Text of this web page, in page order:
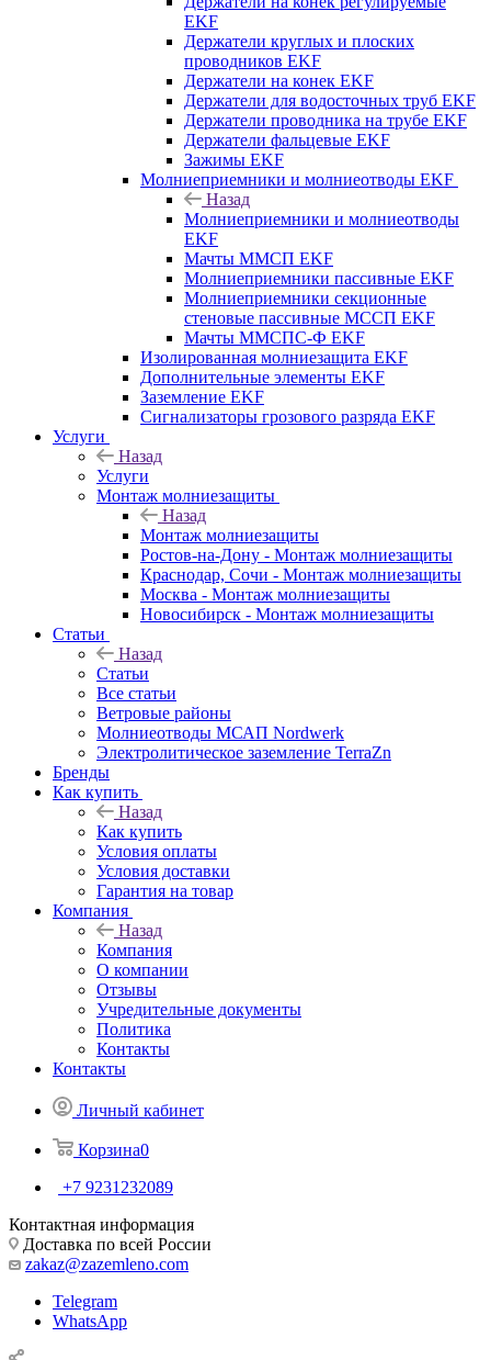
EKF
Держатели круглых и плоских
проводников EKF
Держатели на конек EKF
Держатели для водосточных труб EKF
Держатели проводника на трубе EKF
Держатели фальцевые EKF
Зажимы EKF
Молниеприемники и молниеотводы EKF
Назад
Молниеприемники и молниеотводы
EKF
Мачты ММСП EKF
Молниеприемники пассивные EKF
Молниеприемники секционные
стеновые пассивные МССП EKF
Мачты ММСПС-Ф EKF
Изолированная молниезащита EKF
Дополнительные элементы EKF
Заземление EKF
Сигнализаторы грозового разряда EKF
Услуги
Назад
Услуги
Монтаж молниезащиты
Назад
Монтаж молниезащиты
Ростов-на-Дону - Монтаж молниезащиты
Краснодар, Сочи - Монтаж молниезащиты
Москва - Монтаж молниезащиты
Новосибирск - Монтаж молниезащиты
Статьи
Назад
Статьи
Все статьи
Ветровые районы
Молниеотводы МСАП Nordwerk
Электролитическое заземление TerraZn
Бренды
Как купить
Назад
Как купить
Условия оплаты
Условия доставки
Гарантия на товар
Компания
Назад
Компания
О компании
Отзывы
Учредительные документы
Политика
Контакты
Контакты
Личный кабинет
Корзина0
+7 9231232089
Контактная информация
Доставка по всей России
zakaz@zazemleno.com
Telegram
WhatsApp